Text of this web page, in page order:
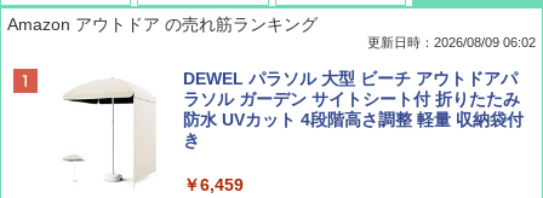
BE-PAL(ビ-パル) 2026年 9 月号【特別付録:
SOTO ミニマル"旅"財布 ランダム2種】
￥1,500
地球の歩き方 スター・ウォーズ
￥2,695
[キャンパーズコレクション 山善] ポップアッ
プテント 傘みたいに広げて畳める パッとサ
ッとサンシェード キューブ フルクローズ メ
ッシュ 簡単設置 ワンタッチテント キャンプ
Amazon アウトドア の売れ筋ランキング
更新日時：2026/08/09 06:02
DEWEL パラソル 大型 ビーチ アウトドアパ
ラソル ガーデン サイトシート付 折りたたみ
防水 UVカット 4段階高さ調整 軽量 収納袋付
き
￥6,459